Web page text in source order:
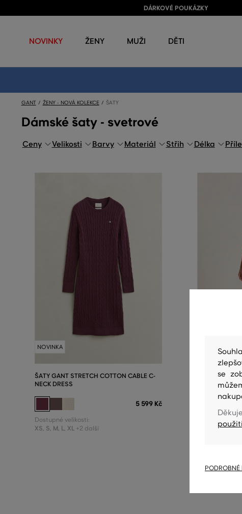
DÁRKOVÉ POUKÁZKY
NOVINKY ŽENY MUŽI DĚTI
GANT ŽENY - NOVÁ KOLEKCE ŠATY
Dámské šaty - svetrové
Ceny Velikosti Barvy Materiál Střih Délka
NOVINKA
ŠATY GANT STRETCH COTTON CABLE C-
NECK DRESS
5 599 Kč
Dostupné velikosti:
XS, S, M, L, XL +2 další
NOVINKA
ŠATY GANT
Dostupné
M, L, XL
se
PODROBNÉ